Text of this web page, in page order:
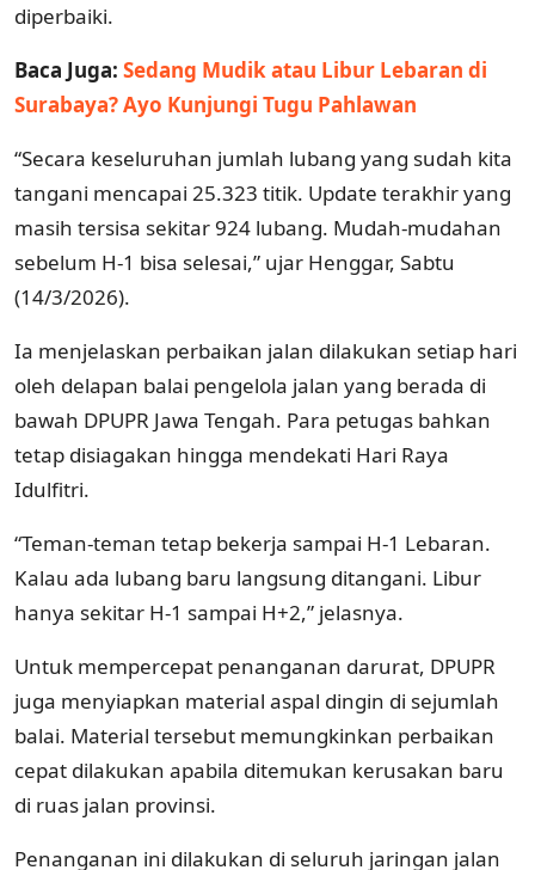
diperbaiki.
Baca Juga: Sedang Mudik atau Libur Lebaran di
Surabaya? Ayo Kunjungi Tugu Pahlawan
“Secara keseluruhan jumlah lubang yang sudah kita
tangani mencapai 25.323 titik. Update terakhir yang
masih tersisa sekitar 924 lubang. Mudah-mudahan
sebelum H-1 bisa selesai,” ujar Henggar, Sabtu
(14/3/2026).
Ia menjelaskan perbaikan jalan dilakukan setiap hari
oleh delapan balai pengelola jalan yang berada di
bawah DPUPR Jawa Tengah. Para petugas bahkan
tetap disiagakan hingga mendekati Hari Raya
Idulfitri.
“Teman-teman tetap bekerja sampai H-1 Lebaran.
Kalau ada lubang baru langsung ditangani. Libur
hanya sekitar H-1 sampai H+2,” jelasnya.
Untuk mempercepat penanganan darurat, DPUPR
juga menyiapkan material aspal dingin di sejumlah
balai. Material tersebut memungkinkan perbaikan
cepat dilakukan apabila ditemukan kerusakan baru
di ruas jalan provinsi.
Penanganan ini dilakukan di seluruh jaringan jalan